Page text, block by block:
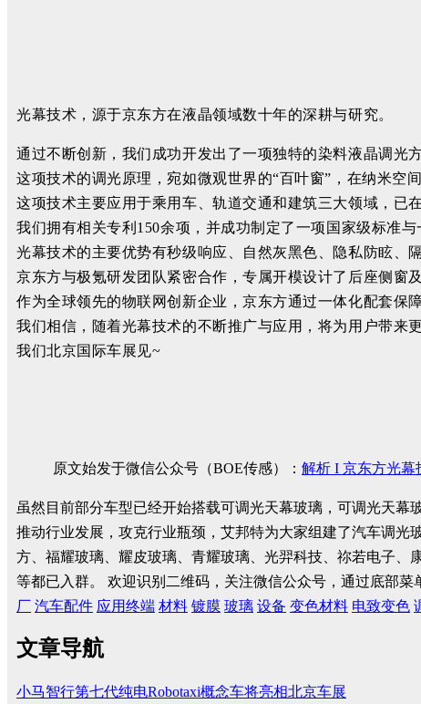
光幕技术，源于京东方在液晶领域数十年的深耕与研究。
通过不断创新，我们成功开发出了一项独特的染料液晶调光方
这项技术的调光原理，宛如微观世界的“百叶窗”， 在纳米空
这项技术主要应用于乘用车、轨道交通和建筑三大领域，已
我们拥有相关专利150余项，并成功制定了一项国家级标准
光幕技术的主要优势有秒级响应、自然灰黑色、隐私防眩、
京东方与极氪研发团队紧密合作，专属开模设计了后座侧窗
作为全球领先的物联网创新企业，京东方通过一体化配套保
我们相信，随着光幕技术的不断推广与应用，将为用户带来
我们北京国际车展见~
原文始发于微信公众号（BOE传感）： 解析 I 京东方光幕
虽然目前部分车型已经开始搭载可调光天幕玻璃，可调光天
推动行业发展，攻克行业瓶颈，艾邦特为大家组建了汽车调光
方、福耀玻璃、耀皮玻璃、青耀玻璃、光羿科技、祢若电子
等都已入群。
欢迎识别二维码，关注微信公众号，通过底部菜
厂 汽车配件 应用终端 材料 镀膜 玻璃 设备 变色材料 电致变色
文章导航
小马智行第七代纯电Robotaxi概念车将亮相北京车展